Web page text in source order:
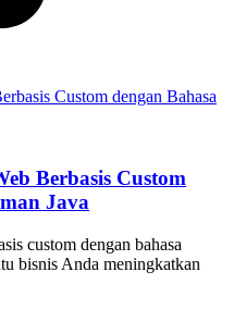
Berbasis Custom
Java
custom dengan bahasa
bisnis Anda meningkatkan